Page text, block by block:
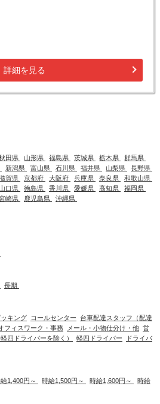
詳細を見る
田県 山形県 福島県 茨城県 栃木県
群馬県
新潟県 富山県 石川県 福井県 山梨県
長野県
賀県 京都府 大阪府 兵庫県 奈良県
和歌山県
山口県 徳島県 香川県 愛媛県 高知県
福岡県
崎県 鹿児島県 沖縄県
長期
キング コールセンター
台車配達スタッフ（配達
フィスワーク・事務 メール・小物仕分け・他 営
四ドライバーを除く） 軽四ドライバー
ドライバ
1,400円～ 時給1,500円～ 時給1,600円～
時給